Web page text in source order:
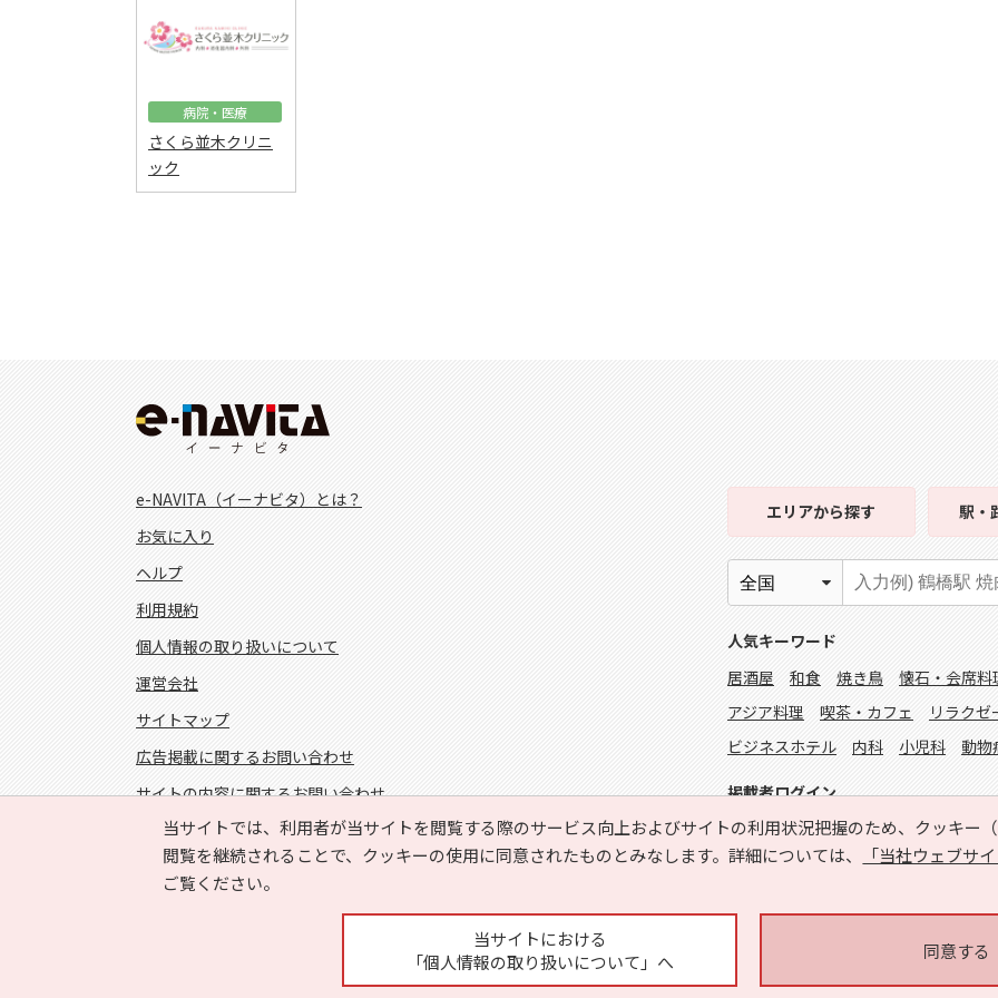
病院・医療
さくら並木クリニ
ック
当サイトでは、利用者が当サイトを閲覧する際のサービス向上およびサイトの利用状況把握のため、クッキー
閲覧を継続されることで、クッキーの使用に同意されたものとみなします。詳細については、
「当社ウェブサ
ご覧ください。
当サイトにおける
「個人情報の取り扱いについて」へ
同意する
e-NAVITA（イーナビタ）とは？
お気に入り
ヘルプ
利用規約
個人情報の取り扱いについて
運営会社
サイトマップ
広告掲載に関するお問い合わせ
サイトの内容に関するお問い合わせ
エリアから探す 駅・
人気キーワード
居酒屋
和食 焼き鳥 懐石・会席料
アジア料理
喫茶・カフェ リラクゼ
ビジネスホテル
内科 小児科 動物
掲載者ログイン
FOLLOW US!
Copyright © HYOJITO.Co.,Ltd. All Rights Reserved.